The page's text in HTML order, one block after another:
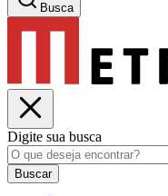
Busca
Digite sua busca
Buscar